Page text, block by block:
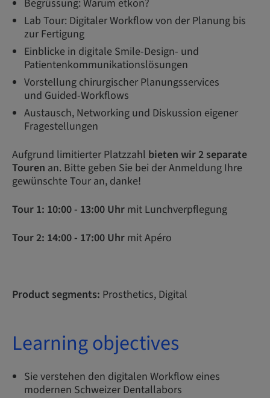
Begrüssung: Warum etkon?
Lab Tour: Digitaler Workflow von der Planung bis
zur Fertigung
Einblicke in digitale Smile-Design- und
Patientenkommunikationslösungen
Vorstellung chirurgischer Planungsservices
und Guided-Workflows
Austausch, Networking und Diskussion eigener
Fragestellungen​
Aufgrund limitierter Platzzahl bieten wir 2 separate
Touren an. Bitte geben Sie bei der Anmeldung Ihre
gewünschte Tour an, danke!
Tour 1: 10:00 - 13:00 Uhr mit Lunchverpflegung
Tour 2: 14:00 - 17:00 Uhr mit Apéro
Product segments: Prosthetics, Digital
Learning objectives
​​Sie verstehen den digitalen Workflow eines
modernen Schweizer Dentallabors